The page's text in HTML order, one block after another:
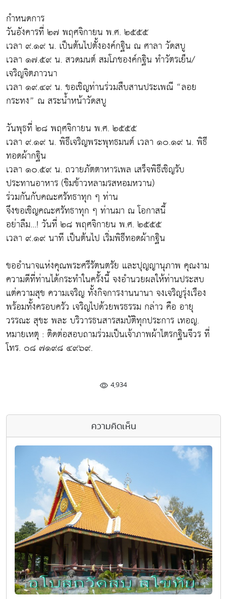
กำหนดการ
วันอังคารที่ ๒๗ พฤศจิกายน พ.ศ. ๒๕๕๕
เวลา ๙.๑๙ น. เป็นต้นไปตั้งองค์กฐิน ณ ศาลา วัดสบู
เวลา ๑๗.๕๙ น. สวดมนต์ สมโภชองค์กฐิน ทำวัตรเย็น/
เจริญจิตภาวนา
เวลา ๑๙.๔๙ น. ขอเชิญท่านร่วมสืบสานประเพณี “ลอย
กระทง” ณ สระน้ำหน้าวัดสบู
วันพุธที่ ๒๘ พฤศจิกายน พ.ศ. ๒๕๕๕
เวลา ๙.๑๙ น. พิธีเจริญพระพุทธมนต์ เวลา ๑๐.๑๙ น. พิธี
ทอดผ้ากฐิน
เวลา ๑๐.๕๙ น. ถวายภัตตาหารเพล เสร็จพิธีเชิญรับ
ประทานอาหาร (ชิมข้าวหลามรสหอมหวาน)
ร่วมกันกับคณะศรัทธาทุก ๆ ท่าน
จึงขอเชิญคณะศรัทธาทุก ๆ ท่านมา ณ โอกาสนี้
อย่าลืม...! วันที่ ๒๘ พฤศจิกายน พ.ศ. ๒๕๕๕
เวลา ๙.๑๙ นาที เป็นต้นไป เริ่มพิธีทอดผ้ากฐิน
ขออำนาจแห่งคุณพระศรีรัตนตรัย และปุญญานุภาพ คุณงาม
ความดีที่ท่านได้กระทำในครั้งนี้ จงอำนวยผลให้ท่านประสบ
แต่ความสุข ความเจริญ ทั้งกิจการงานนานา จงเจริญรุ่งเรือง
พร้อมทั้งครอบครัว เจริญไปด้วยพรธรรม กล่าว คือ อายุ
วรรณะ สุขะ พละ บริวารธนสารสมบัติทุกประการ เทอญ.
หมายเหตุ : ติดต่อสอบถามร่วมเป็นเจ้าภาพผ้าไตรกฐินจีวร ที่
โทร. ๐๘ ๗๑๙๘ ๔๙๖๙.
4,934
ความคิดเห็น